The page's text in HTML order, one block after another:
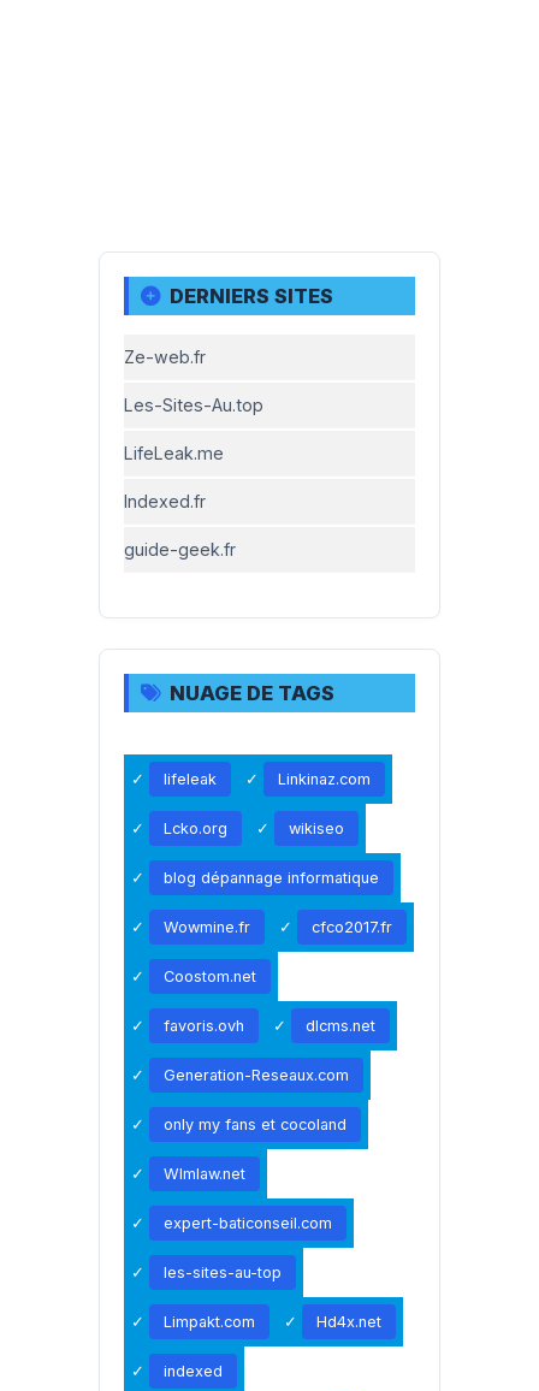
DERNIERS SITES
Ze-web.fr
Les-Sites-Au.top
LifeLeak.me
Indexed.fr
guide-geek.fr
NUAGE DE TAGS
lifeleak Linkinaz.com
Lcko.org wikiseo
blog dépannage informatique
Wowmine.fr cfco2017.fr
Coostom.net
favoris.ovh dlcms.net
Generation-Reseaux.com
only my fans et cocoland
Wlmlaw.net
expert-baticonseil.com
les-sites-au-top
Limpakt.com Hd4x.net
indexed